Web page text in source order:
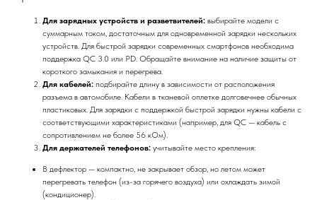
Для зарядных устройств и разветвителей: выбирайте модели с
суммарным током, достаточным для одновременной зарядки нескольких
устройств. Для быстрой зарядки современных смартфонов необходима
поддержка QC 3.0 или PD. Обращайте внимание на наличие защиты от
короткого замыкания и перегрева.
Для кабелей: подбирайте длину в зависимости от расположения
разъема в автомобиле. Кабели в тканевой оплетке долговечнее обычных
пластиковых. Для зарядки с поддержкой быстрой зарядки нужны кабели с
соответствующими характеристиками (например, для QC — кабель с
сопротивлением не более 56 кОм).
Для держателей телефонов: учитывайте место крепления:
В дефлектор — компактно, не закрывает обзор, но летом может
перегревать телефон (из-за горячего воздуха) или охлаждать зимой
(кондиционер).